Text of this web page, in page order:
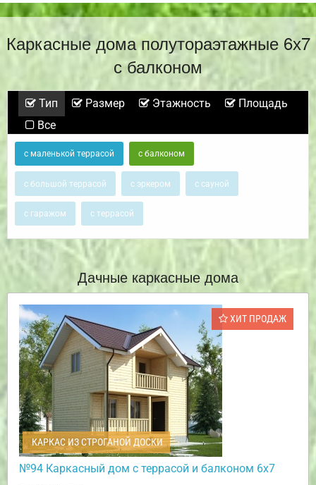
Каркасные дома полутораэтажные 6х7
с балконом
Тип Размер Этажность
Площадь
Все
с маленькой террасой с балконом
с большой террасой с эркером с сауной
с гаражом с террасой
Дачные каркасные дома
ХИТ ПРОДАЖ
КАРКАС ИЗ СТРОГАНОЙ ДОСКИ
№94 Каркасный дом с террасой и балконом 6х7